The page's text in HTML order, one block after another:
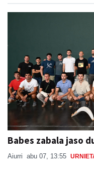
Babes zabala jaso
Aiurri abu 07, 13:55